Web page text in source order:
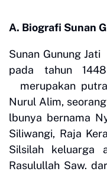
A. Biografi Sunan
Sunan Gunung
pada tahun
merupakan
Nurul Alim,
lbunya bernama
Siliwangi, Raja
Silsilah keluarga
Rasulullah Saw.